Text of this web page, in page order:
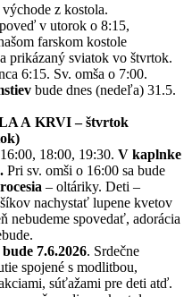
z kostola.
v utorok o 8:15,
farskom kostole
prikázaný sviatok vo štvrtok.
6:15. Sv. omša o 7:00.
bude dnes (nedeľa) 31.5.
A KRVI – štvrtok
18:00, 19:30. V kaplnke
Pri sv. omši o 16:00 sa bude
– oltáriky. Deti –
nachystať lupene kvetov
nebudeme spovedať, adorácia
7.6.2026. Srdečne
spojené s modlitbou,
súťažami pre deti atď.